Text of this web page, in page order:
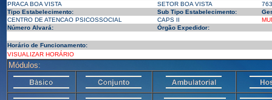
PRACA BOA VISTA
SETOR BOA VISTA
Tipo Estabelecimento:
Sub Tipo Estabelecimento:
CENTRO DE ATENCAO PSICOSSOCIAL
CAPS II
Número Alvará:
Órgão Expedidor:
Horário de Funcionamento:
VISUALIZAR HORÁRIO
Módulos: